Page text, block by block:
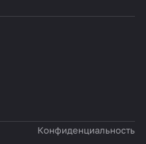
Конфиденциальность